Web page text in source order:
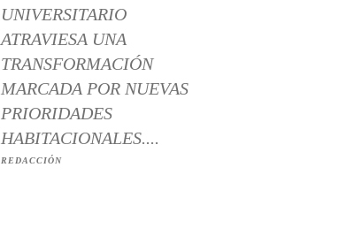
UNIVERSITARIO
ATRAVIESA UNA
TRANSFORMACIÓN
MARCADA POR NUEVAS
PRIORIDADES
HABITACIONALES....
REDACCIÓN